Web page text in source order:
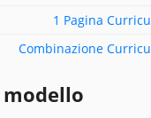
1 Pagina
Combinazione